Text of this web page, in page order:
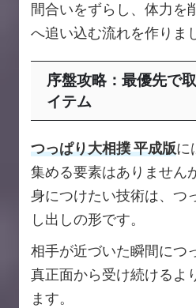
間合いをずらし、体力を
へ追い込む流れを作りま
序盤攻略：最優先で
イテム
つっぱり大相撲 平成版に
集める要素はありません
身につけたい技術は、つ
し出しの形です。
相手が近づいた瞬間につ
真正面から受け続けるよ
ます。